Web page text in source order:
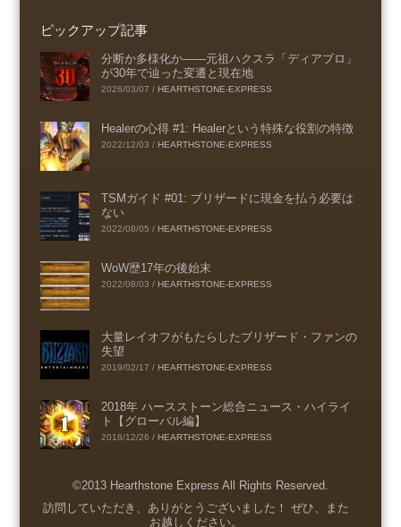
ピックアップ記事
分断か多様化か――元祖ハクスラ「ディアブロ」
が30年で辿った変遷と現在地
2026/03/07 / HEARTHSTONE-EXPRESS
Healerの心得 #1: Healerという特殊な役割の特徴
2022/12/03 / HEARTHSTONE-EXPRESS
TSMガイド #01: ブリザードに現金を払う必要は
ない
2022/08/05 / HEARTHSTONE-EXPRESS
WoW歴17年の後始末
2022/08/03 / HEARTHSTONE-EXPRESS
大量レイオフがもたらしたブリザード・ファンの
失望
2019/02/17 / HEARTHSTONE-EXPRESS
2018年 ハースストーン総合ニュース・ハイライ
ト【グローバル編】
2018/12/26 / HEARTHSTONE-EXPRESS
©2013 Hearthstone Express All Rights Reserved.
Menu
訪問していただき、ありがとうございました！ ぜひ、また
お越しください。